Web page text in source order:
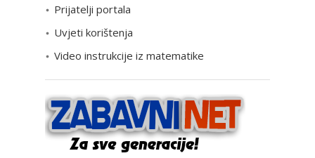
j Prijatelji portala
Uvjeti korištenja
Video instrukcije iz matematike